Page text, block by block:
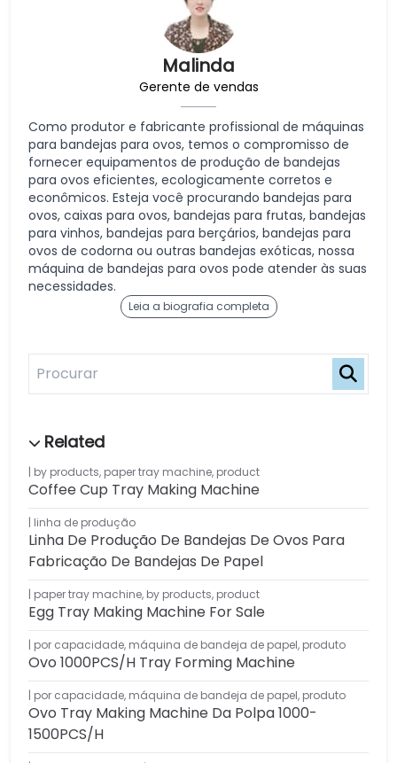
Malinda
Gerente de vendas
Como produtor e fabricante profissional de máquinas
para bandejas para ovos, temos o compromisso de
fornecer equipamentos de produção de bandejas
para ovos eficientes, ecologicamente corretos e
econômicos. Esteja você procurando bandejas para
ovos, caixas para ovos, bandejas para frutas, bandejas
para vinhos, bandejas para berçários, bandejas para
ovos de codorna ou outras bandejas exóticas, nossa
máquina de bandejas para ovos pode atender às suas
necessidades.
Leia a biografia completa
by products, paper tray machine, product
Coffee Cup Tray Making Machine
linha de produção
Linha De Produção De Bandejas De Ovos Para
Fabricação De Bandejas De Papel
paper tray machine, by products, product
Egg Tray Making Machine For Sale
por capacidade, máquina de bandeja de papel, produto
Ovo 1000PCS/H Tray Forming Machine
por capacidade, máquina de bandeja de papel, produto
Ovo Tray Making Machine Da Polpa 1000-
1500PCS/H